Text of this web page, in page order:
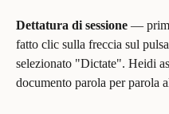
Dettatura di sessione —
fatto clic sulla freccia sul
selezionato "Dictate". Heidi
documento parola per parola